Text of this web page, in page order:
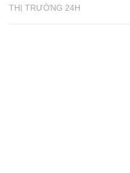
THỊ TRƯỜNG 24H